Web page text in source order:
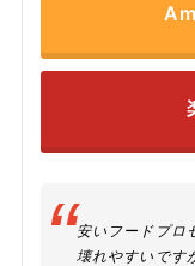
安いフードプロ
壊れやすいです